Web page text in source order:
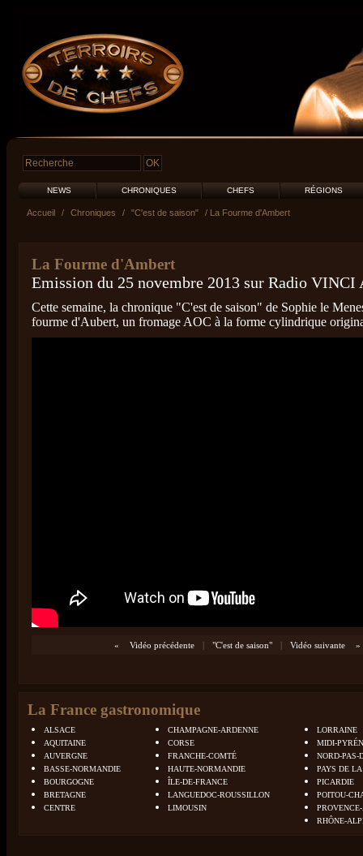
NEWS CHRONIQUES CHEFS RÉGIONS
Accueil / Chroniques / "C'est de saison" / La Fourme d'Ambert
La Fourme d'Ambert
Emission du 25 novembre 2013 sur Radio VINCI
Cette semaine, la chronique "C'est de saison" de Sophie le
fourme d'Aubert, un fromage AOC à la forme cylindrique
« Vidéo précédente | "C'est de saison" | Vidéo suivante »
La France gastronomique
ALSACE
AQUITAINE
AUVERGNE
BASSE-NORMANDIE
BOURGOGNE
BRETAGNE
CENTRE
CHAMPAGNE-ARDENNE
CORSE
FRANCHE-COMTÉ
HAUTE-NORMANDIE
ÎLE-DE-FRANCE
LANGUEDOC-ROUSSILLON
LIMOUSIN
LORRAINE
MIDI-
NORD-PAS-
PAYS DE
PICARDIE
POITOU-
RHÔNE-